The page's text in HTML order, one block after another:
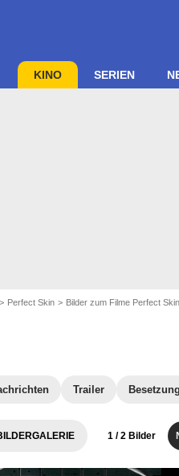
KINO SERIEN
Perfect Skin Bilder zum Filme Perfect Skin
Trailer
1 / 2 Bilder